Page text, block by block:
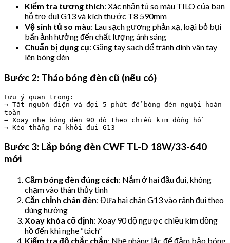
Kiểm tra tương thích: Xác nhận tủ so màu TILO của bạn
hỗ trợ đui G13 và kích thước T8 590mm
Vệ sinh tủ so màu: Lau sạch gương phản xạ, loại bỏ bụi
bẩn ảnh hưởng đến chất lượng ánh sáng
Chuẩn bị dụng cụ: Găng tay sạch để tránh dính vân tay
lên bóng đèn
Bước 2: Tháo bóng đèn cũ (nếu có)
Lưu ý quan trọng:
→ Tắt nguồn điện và đợi 5 phút để bóng đèn nguội hoàn
toàn
→ Xoay nhẹ bóng đèn 90 độ theo chiều kim đồng hồ
Bước 3: Lắp bóng đèn CWF TL-D 18W/33-640
mới
Cầm bóng đèn đúng cách: Nắm ở hai đầu đui, không
chạm vào thân thủy tinh
Căn chỉnh chân đèn: Đưa hai chân G13 vào rãnh đui theo
đúng hướng
Xoay khóa cố định: Xoay 90 độ ngược chiều kim đồng
hồ đến khi nghe “tách”
Kiểm tra độ chắc chắn: Nhẹ nhàng lắc để đảm bảo bóng